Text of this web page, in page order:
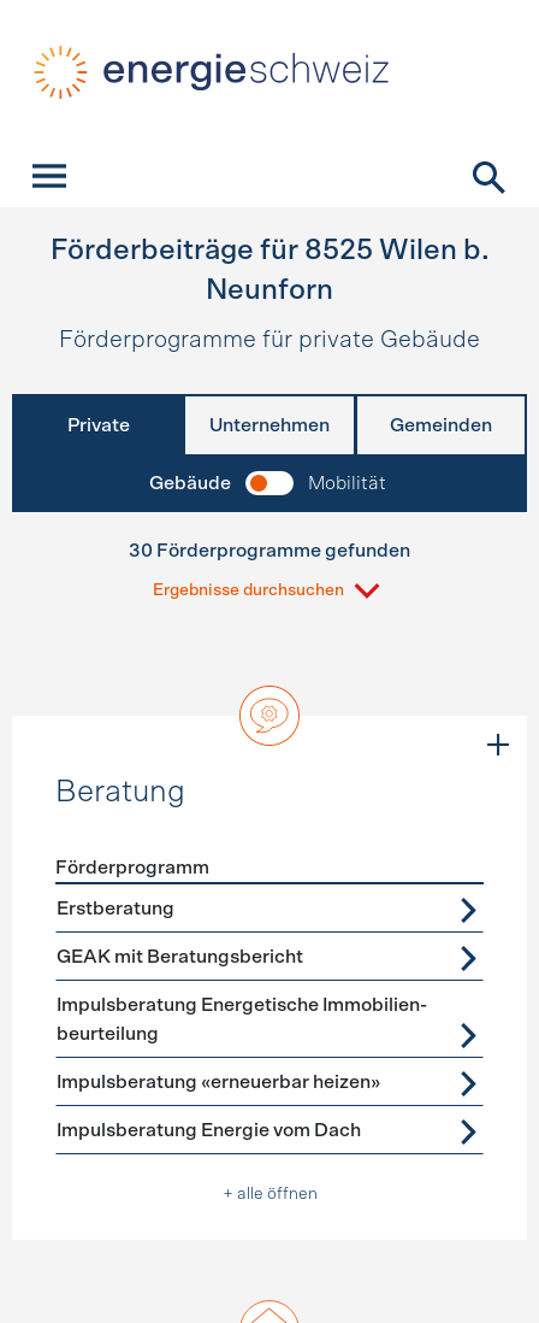
Förderbeiträge für 8525 Wilen b.
Neunforn
Förderprogramme für private Gebäude
Private Unternehmen Gemeinden
Gebäude Mobilität
30 Förderprogramme gefunden
Ergebnisse durchsuchen
Beratung
Förderprogramme
Förderprogramm
Erstberatung
GEAK mit Beratungsbericht
Impuls­beratung Energetische Immobilien­
beurteilung
Impulsberatung «erneuerbar heizen»
Impulsberatung Energie vom Dach
+ alle öffnen